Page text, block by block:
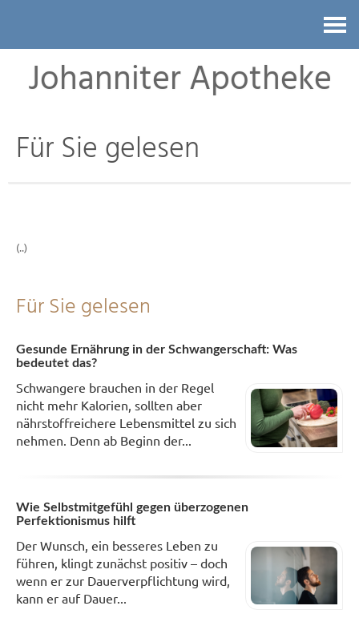
Johanniter Apotheke
Für Sie gelesen
(..)
Für Sie gelesen
Gesunde Ernährung in der Schwangerschaft: Was
bedeutet das?
Schwangere brauchen in der Regel
nicht mehr Kalorien, sollten aber
nährstoffreichere Lebensmittel zu sich
nehmen. Denn ab Beginn der...
Wie Selbstmitgefühl gegen überzogenen
Perfektionismus hilft
Der Wunsch, ein besseres Leben zu
führen, klingt zunächst positiv – doch
wenn er zur Dauerverpflichtung wird,
kann er auf Dauer...